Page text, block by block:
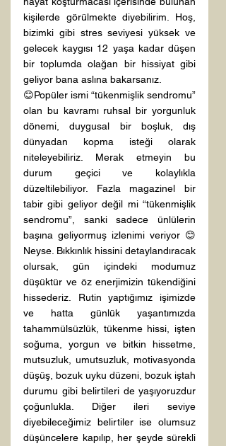
kişilerde görülmekte diyebilirim. Hoş,
bizimki gibi stres seviyesi yüksek ve
gelecek kaygısı 12 yaşa kadar düşen
bir toplumda olağan bir hissiyat gibi
geliyor bana aslına bakarsanız.
😊Popüler ismi “tükenmişlik sendromu”
olan bu kavramı ruhsal bir yorgunluk
dönemi, duygusal bir boşluk, dış
dünyadan kopma isteği olarak
niteleyebiliriz. Merak etmeyin bu
durum geçici ve kolaylıkla
düzeltilebiliyor. Fazla magazinel bir
tabir gibi geliyor değil mi “tükenmişlik
sendromu”, sanki sadece ünlülerin
başına geliyormuş izlenimi veriyor 😊
Neyse. Bıkkınlık hissini detaylandıracak
olursak, gün içindeki modumuz
düşüktür ve öz enerjimizin tükendiğini
hissederiz. Rutin yaptığımız işimizde
ve hatta günlük yaşantımızda
tahammülsüzlük, tükenme hissi, işten
soğuma, yorgun ve bitkin hissetme,
mutsuzluk, umutsuzluk, motivasyonda
düşüş, bozuk uyku düzeni, bozuk iştah
durumu gibi belirtileri de yaşıyoruzdur
çoğunlukla. Diğer ileri seviye
diyebileceğimiz belirtiler ise olumsuz
düşüncelere kapılıp, her şeyde sürekli